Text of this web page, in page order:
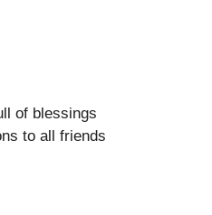
of blessings
to all friends